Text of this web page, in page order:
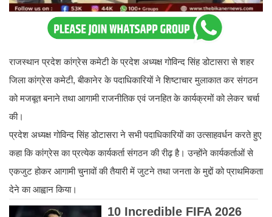
राजस्थान प्रदेश कांग्रेस कमेटी के प्रदेश अध्यक्ष गोविन्द सिंह डोटासरा से शहर
जिला कांग्रेस कमेटी, बीकानेर के पदाधिकारियों ने शिष्टाचार मुलाकात कर संगठन
को मजबूत बनाने तथा आगामी राजनीतिक एवं जनहित के कार्यक्रमों को लेकर चर्चा
की।
प्रदेश अध्यक्ष गोविन्द सिंह डोटासरा ने सभी पदाधिकारियों का उत्साहवर्धन करते हुए
कहा कि कांग्रेस का प्रत्येक कार्यकर्ता संगठन की रीढ़ है। उन्होंने कार्यकर्ताओं से
एकजुट होकर आगामी चुनावों की तैयारी में जुटने तथा जनता के मुद्दों को प्राथमिकता
देने का आह्वान किया।